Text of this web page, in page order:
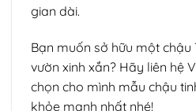
gian dài.
Bạn muốn sở hữu một chậu
vườn xinh xắn? Hãy liên hệ
chọn cho mình mẫu chậu
khỏe mạnh nhất nhé!